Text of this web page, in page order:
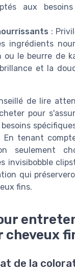
aux
:
ingrédients
ou le beurre de
et la
de lire
pour
En tenant
seulement
invisibobble
qui
fins.
cheveux
de la